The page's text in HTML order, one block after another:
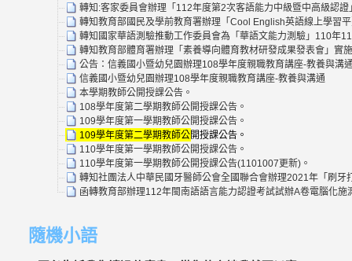
轉知:客家委員會辦理「112年度第2次客語能力中級暨中高級認
轉知教育部國民及學前教育署辦理「Cool English英語線上學習
轉知國家華語測驗推動工作委員會為「華語文能力測驗」110年
轉知教育部體育署辦理「素養導向體育教材研發成果發表會」實
公告：信義國小暨幼兒園辦理108學年度親職教育講座-教養與溝
信義國小暨幼兒園辦理108學年度親職教育講座-教養與溝通
本學期教師公開授課公告。
108學年度第二學期教師公開授課公告。
109學年度第一學期教師公開授課公告。
109學年度第二學期教師公開授課公告。
110學年度第一學期教師公開授課公告。
110學年度第一學期教師公開授課公告(1101007更新)。
轉知社團法人中華民國牙醫師公會全國聯合會辦理2021年「刷牙
函轉教育部辦理112年閩南語語言能力認證考試試辦A卷電腦化
隨機小語